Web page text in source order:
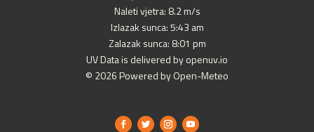
Naleti vjetra: 8.2 m/s
Izlazak sunca: 5:43 am
Zalazak sunca: 8:01 pm
UV Data is delivered by openuv.io
© 2026 Powered by Open-Meteo